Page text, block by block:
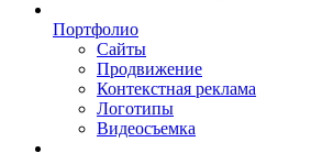
Портфолио
Сайты
Продвижение
Контекстная реклама
Логотипы
Видеосъемка